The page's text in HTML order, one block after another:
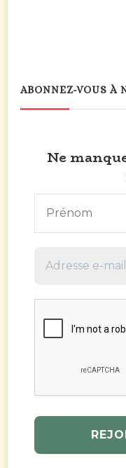
ABONNEZ-VOUS À
Ne